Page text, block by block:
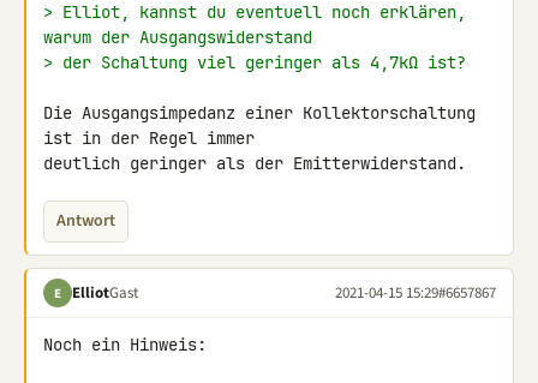
> Elliot, kannst du eventuell noch erklären,
warum der Ausgangswiderstand
> der Schaltung viel geringer als 4,7kΩ ist?
Die Ausgangsimpedanz einer Kollektorschaltung
ist in der Regel immer
deutlich geringer als der Emitterwiderstand.
Antwort
E ElliotGast 2021-04-15 15:29#6657867
Noch ein Hinweis: